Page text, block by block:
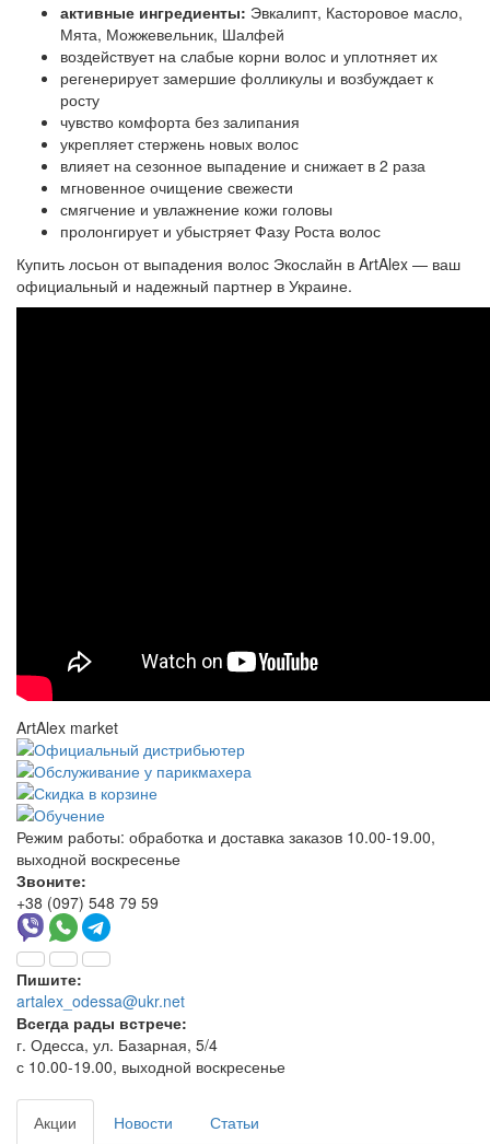
активные ингредиенты: Эвкалипт, Касторовое масло,
Мята, Можжевельник, Шалфей
воздействует на слабые корни волос и уплотняет их
регенерирует замершие фолликулы и возбуждает к
росту
чувство комфорта без залипания
укрепляет стержень новых волос
влияет на сезонное выпадение и снижает в 2 раза
мгновенное очищение свежести
смягчение и увлажнение кожи головы
пролонгирует и убыстряет Фазу Роста волос
Купить лосьон от выпадения волос Экослайн в ArtAlex — ваш
официальный и надежный партнер в Украине.
ArtAlex market
Режим работы: обработка и доставка заказов 10.00-19.00,
выходной воскресенье
Звоните:
+38 (097) 548 79 59
Пишите:
artalex_odessa@ukr.net
Всегда рады встрече:
г. Одесса, ул. Базарная, 5/4
с 10.00-19.00, выходной воскресенье
Акции Новости
Статьи